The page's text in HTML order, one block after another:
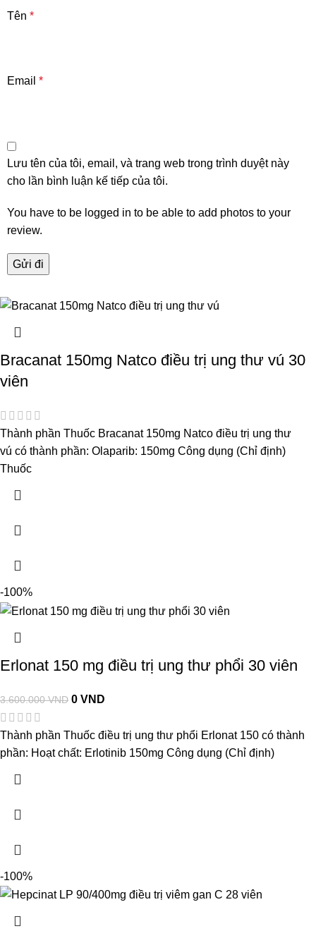
Tên*
Email*
Lưu tên của tôi, email, và trang web trong trình duyệt này
cho lần bình luận kế tiếp của tôi.
You have to be logged in to be able to add photos to your
review.
Bracanat 150mg Natco điều trị ung thư vú 30
viên
Thành phần Thuốc Bracanat 150mg Natco điều trị ung thư
vú có thành phần: Olaparib: 150mg Công dụng (Chỉ định)
Thuốc
-100%
Erlonat 150 mg điều trị ung thư phổi 30 viên
3.600.000VND 0VND
Thành phần Thuốc điều trị ung thư phổi Erlonat 150 có thành
phần: Hoạt chất: Erlotinib 150mg Công dụng (Chỉ định)
-100%